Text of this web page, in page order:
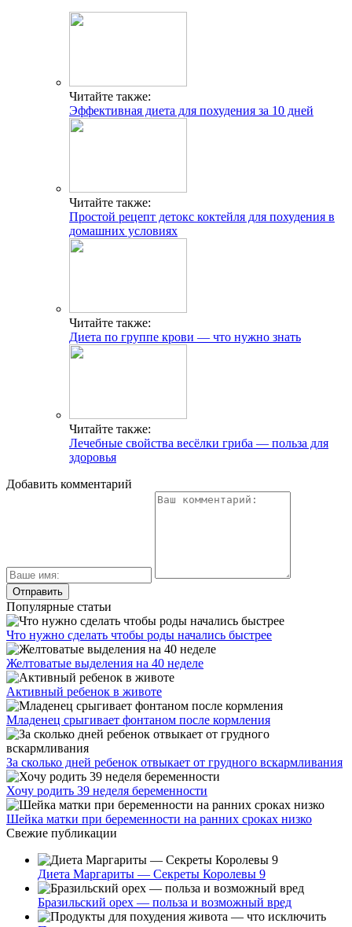
Читайте также:
Эффективная диета для похудения за 10 дней
Читайте также:
Простой рецепт детокс коктейля для похудения в
домашних условиях
Читайте также:
Диета по группе крови — что нужно знать
Читайте также:
Лечебные свойства весёлки гриба — польза для
здоровья
Добавить комментарий
Популярные статьи
Что нужно сделать чтобы роды начались быстрее
Желтоватые выделения на 40 неделе
Активный ребенок в животе
Младенец срыгивает фонтаном после кормления
За сколько дней ребенок отвыкает от грудного вскармливания
Хочу родить 39 неделя беременности
Шейка матки при беременности на ранних сроках низко
Свежие публикации
Диета Маргариты — Секреты Королевы 9
Бразильский орех — польза и возможный вред